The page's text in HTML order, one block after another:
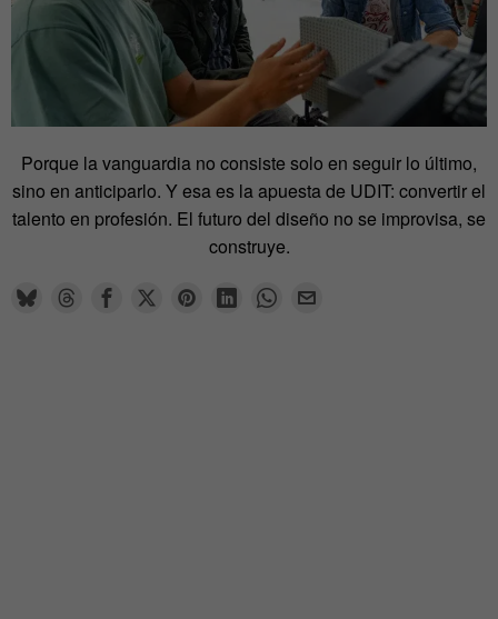
Porque la vanguardia no consiste solo en seguir lo último,
sino en anticiparlo. Y esa es la apuesta de UDIT: convertir el
talento en profesión. El futuro del diseño no se improvisa, se
construye.